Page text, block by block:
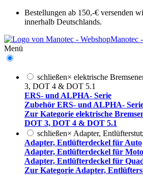
Bestellungen ab 150,-€ versenden
innerhalb Deutschlands.
Manotec
Menü
schließen× elektrische
3, DOT 4 & DOT 5.1
ERS- und ALPHA- Serie
Zubehör ERS- und ALPHA-
Zur Kategorie elektrische
DOT 3, DOT 4 & DOT 5.1
schließen× Adapter,
Adapter, Entlüfterdeckel für Auto
Adapter, Entlüfterdeckel für
Adapter, Entlüfterdeckel für
Zur Kategorie Adapter,